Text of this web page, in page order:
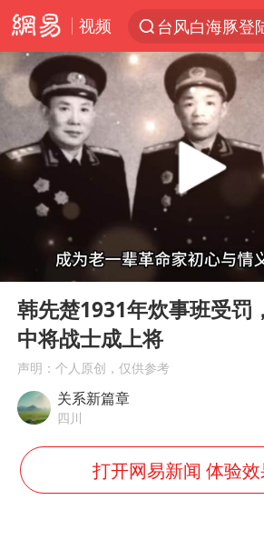
视频
台风白海豚登
台风白海豚
看守所辅警收
宇树科技发行
五粮液渠道价
CIA被曝已秘
U17国足1分钟
24小时不关空
Play
00:00
韩先楚1931年炊事班受罚
中将战士成上将
声明：个人原创，仅供参考
关系新篇章
四川
打开网易新闻 体验